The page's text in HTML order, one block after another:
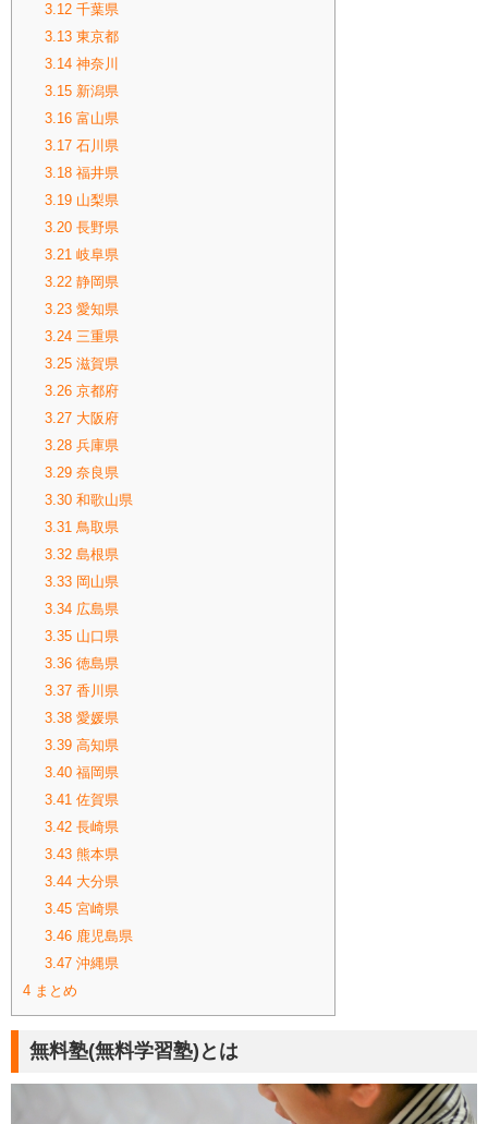
3.12千葉県
3.13東京都
3.14神奈川
3.15新潟県
3.16富山県
3.17石川県
3.18福井県
3.19山梨県
3.20長野県
3.21岐阜県
3.22静岡県
3.23愛知県
3.24三重県
3.25滋賀県
3.26京都府
3.27大阪府
3.28兵庫県
3.29奈良県
3.30和歌山県
3.31鳥取県
3.32島根県
3.33岡山県
3.34広島県
3.35山口県
3.36徳島県
3.37香川県
3.38愛媛県
3.39高知県
3.40福岡県
3.41佐賀県
3.42長崎県
3.43熊本県
3.44大分県
3.45宮崎県
3.46鹿児島県
3.47沖縄県
4 まとめ
無料塾(無料学習塾)とは